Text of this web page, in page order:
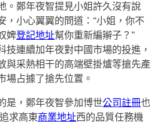
。鄭年夜智提見小姐許久沒有說
，小心翼翼的問道：“小姐，你不
婢登記地址幫你重新編辮子？”
技連續加年夜對中國市場的投進，
與采熱相干的高端壁掛爐等搶先產
場占據了搶先位置。
是，鄭年夜智參加博世公司註冊也
求高東商業地址西的品質任務機